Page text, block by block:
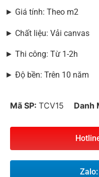
► Giá tính: Theo m2
► Chất liệu: Vải canvas
► Thi công: Từ 1-2h
► Độ bền: Trên 10 năm
Mã SP: TCV15 Danh